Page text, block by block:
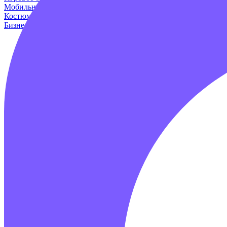
Мобильные аттракционы
Костюмы динозавров
Бизнес наборы